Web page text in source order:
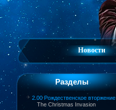
Новости
Разделы
2.00 Рождественское вторжение
The Christmas Invasion